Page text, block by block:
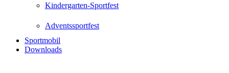
Kindergarten-Sportfest
Adventssportfest
Sportmobil
Downloads